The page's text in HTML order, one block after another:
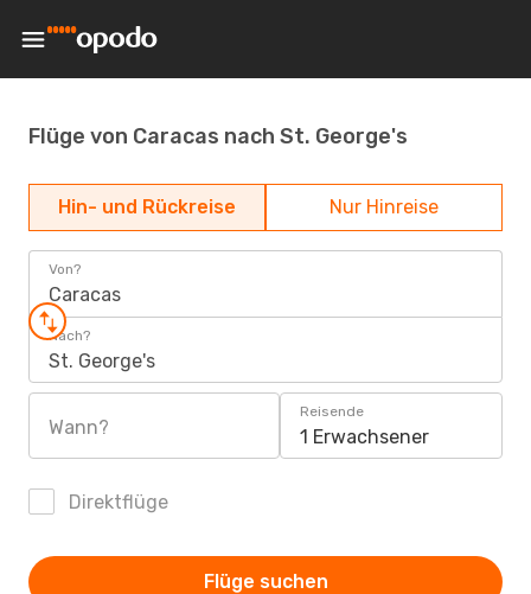
Flüge von Caracas nach St. George's
Hin- und Rückreise Nur Hinreise
Von?
Caracas
Nach?
St. George's
Wann?
Reisende
1 Erwachsener
Direktflüge
Flüge suchen